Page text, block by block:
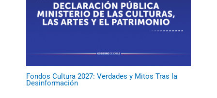
Fondos Cultura 2027: Verdades y Mitos Tras la
Desinformación